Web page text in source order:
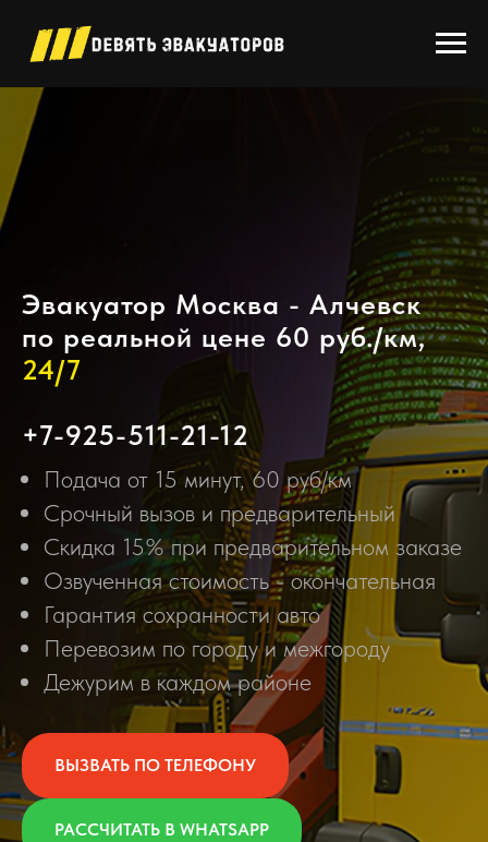
Эвакуатор Москва - Алчевск
по реальной цене 60 руб./км,
24/7
+7-925-511-21-12
Подача от 15 минут, 60 руб/км
Срочный вызов и предварительный
Скидка 15% при предварительном заказе
Озвученная стоимость - окончательная
Гарантия сохранности авто
Перевозим по городу и межгороду
Дежурим в каждом районе
ВЫЗВАТЬ ПО ТЕЛЕФОНУ
РАССЧИТАТЬ В WHATSAPP